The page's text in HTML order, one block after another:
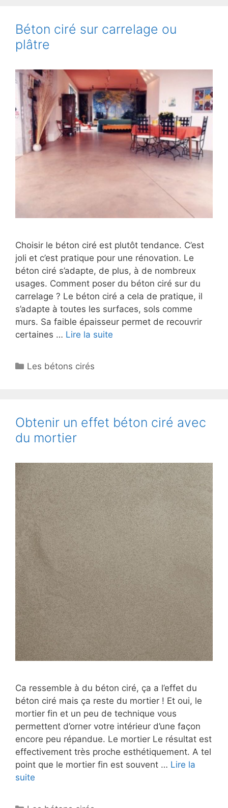
Béton ciré sur carrelage ou
plâtre
Choisir le béton ciré est plutôt tendance. C’est
joli et c’est pratique pour une rénovation. Le
béton ciré s’adapte, de plus, à de nombreux
usages. Comment poser du béton ciré sur du
carrelage ? Le béton ciré a cela de pratique, il
s’adapte à toutes les surfaces, sols comme
murs. Sa faible épaisseur permet de recouvrir
certaines … Lire la suite
Catégories
Les bétons cirés
Obtenir un effet béton ciré avec
du mortier
Ca ressemble à du béton ciré, ça a l’effet du
béton ciré mais ça reste du mortier ! Et oui, le
mortier fin et un peu de technique vous
permettent d’orner votre intérieur d’une façon
encore peu répandue. Le mortier Le résultat est
effectivement très proche esthétiquement. A tel
point que le mortier fin est souvent … Lire la
suite